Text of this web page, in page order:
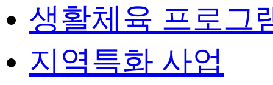
생활체육 프로그
지역특화 사업